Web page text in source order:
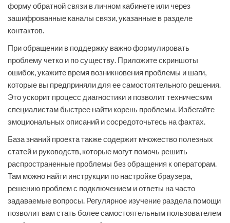
форму обратной связи в личном кабинете или через
зашифрованные каналы связи, указанные в разделе
контактов.
При обращении в поддержку важно формулировать
проблему четко и по существу. Приложите скриншоты
ошибок, укажите время возникновения проблемы и шаги,
которые вы предприняли для ее самостоятельного решения.
Это ускорит процесс диагностики и позволит техническим
специалистам быстрее найти корень проблемы. Избегайте
эмоциональных описаний и сосредоточьтесь на фактах.
База знаний проекта также содержит множество полезных
статей и руководств, которые могут помочь решить
распространенные проблемы без обращения к операторам.
Там можно найти инструкции по настройке браузера,
решению проблем с подключением и ответы на часто
задаваемые вопросы. Регулярное изучение раздела помощи
позволит вам стать более самостоятельным пользователем